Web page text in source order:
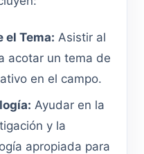
el Tema: Asistir al
acotar un tema de
en el campo.
Ayudar en la
y la
apropiada para